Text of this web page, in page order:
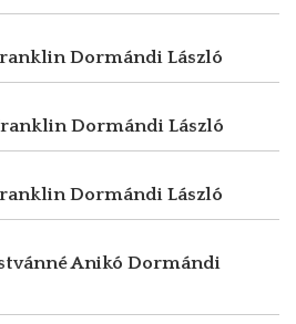
Dormándi László
Dormándi László
Dormándi László
Anikó Dormándi